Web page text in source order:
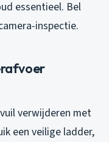
essentieel. Bel
inspectie.
verwijderen met
een veilige ladder,